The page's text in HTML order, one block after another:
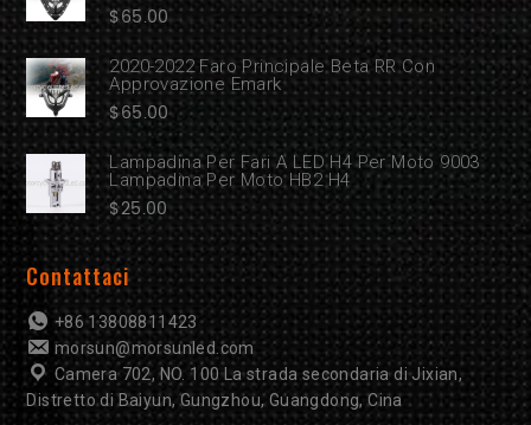
$65.00
2020-2022 Faro Principale Beta RR Con
Approvazione Emark
$65.00
Lampadina Per Fari A LED H4 Per Moto 9003
Lampadina Per Moto HB2 H4
$25.00
Contattaci
+86 13808811423
morsun@morsunled.com
Camera 702, NO. 100 La strada secondaria di Jixian,
Distretto di Baiyun, Gungzhou, Guangdong, Cina